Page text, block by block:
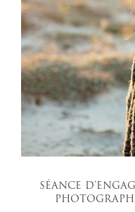
SÉANCE